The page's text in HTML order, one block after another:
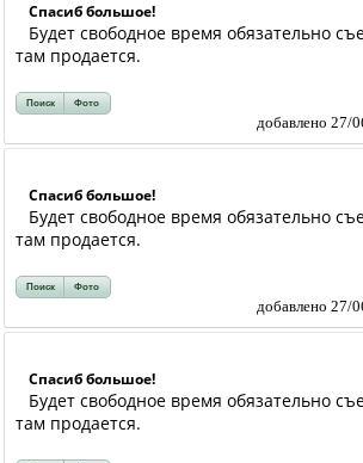
Спасиб большое!
Будет свободное время обязательно
там продается.
Поиск Фото
добавлено 27/
Спасиб большое!
Будет свободное время обязательно
там продается.
Поиск Фото
добавлено 27/
Спасиб большое!
Будет свободное время обязательно
там продается.